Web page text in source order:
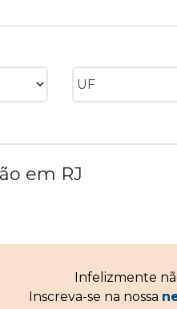
em RJ
Infelizmente
Inscreva-se na nossa